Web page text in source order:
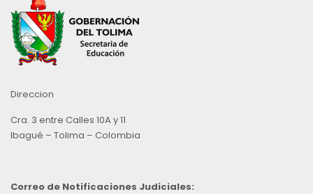
Direccion
Cra. 3 entre Calles 10A y 11
Ibagué – Tolima – Colombia
Correo de Notificaciones Judiciales: